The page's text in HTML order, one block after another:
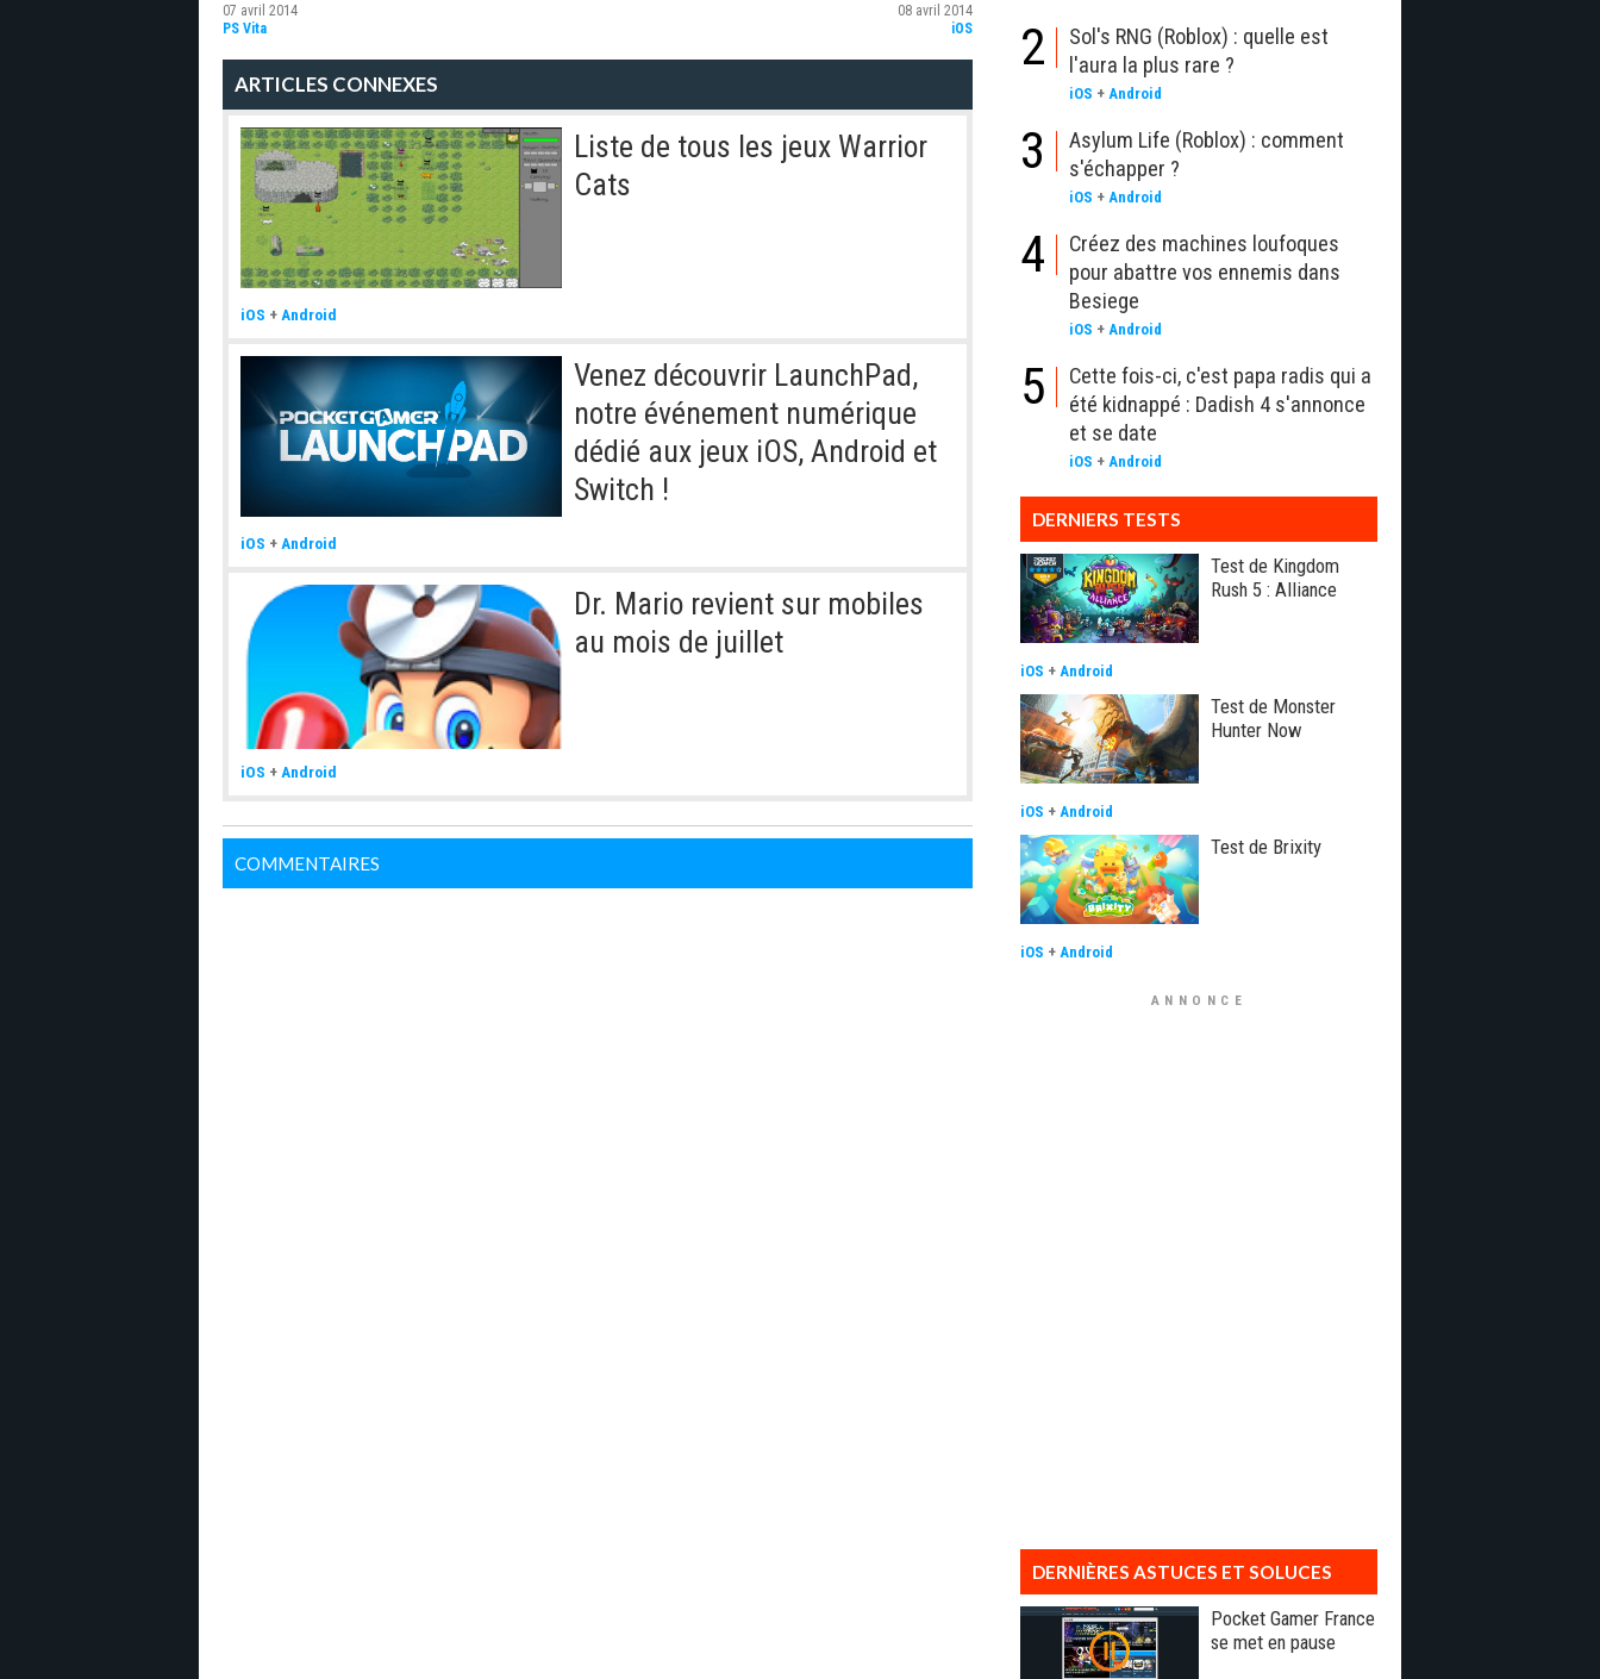
07 avril 2014
PS Vita
08 avril 2014
iOS
ARTICLES CONNEXES
Liste de tous les jeux Warrior
Cats
iOS + Android
Venez découvrir LaunchPad,
notre événement numérique
dédié aux jeux iOS, Android et
Switch !
iOS + Android
Dr. Mario revient sur mobiles
au mois de juillet
iOS + Android
COMMENTAIRES
2
Sol's RNG (Roblox) : quelle est
l'aura la plus rare ?
iOS + Android
3
Asylum Life (Roblox) : comment
s'échapper ?
iOS + Android
4
Créez des machines loufoques
pour abattre vos ennemis dans
Besiege
iOS + Android
5
Cette fois-ci, c'est papa radis qui a
été kidnappé : Dadish 4 s'annonce
et se date
iOS + Android
DERNIERS TESTS
Test de Kingdom
Rush 5 : Alliance
iOS + Android
Test de Monster
Hunter Now
iOS + Android
Test de Brixity
iOS + Android
ANNONCE
DERNIÈRES ASTUCES ET SOLUCES
Pocket Gamer France
se met en pause